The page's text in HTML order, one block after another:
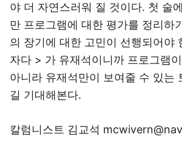
야 더 자연스러워 질 것이다. 첫 술
만 프로그램에 대한 평가를 정리하
의 장기에 대한 고민이 선행되어야
자다 > 가 유재석이니까 프로그램
아니라 유재석만이 보여줄 수 있는
길 기대해본다.
칼럼니스트 김교석